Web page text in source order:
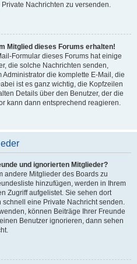
Nachrichten zu versenden.
Mitglied dieses Forums erhalten!
Formular dieses Forums hat einige
die solche Nachrichten senden,
die komplette E-Mail, die
ist es ganz wichtig, die Kopfzeilen
Details über den Benutzer, der die
kann dann entsprechend reagieren.
und ignorierten Mitglieder?
andere Mitglieder des Boards zu
hinzufügen, werden in Ihrem
Zugriff aufgelistet. Sie sehen dort
eine Private Nachricht senden.
können Beiträge Ihrer Freunde
Benutzer ignorieren, dann sehen